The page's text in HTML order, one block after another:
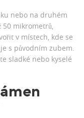
nebo na druhém
50 mikrometrů,
v místech, kde se
s původním zubem.
sladké nebo kyselé